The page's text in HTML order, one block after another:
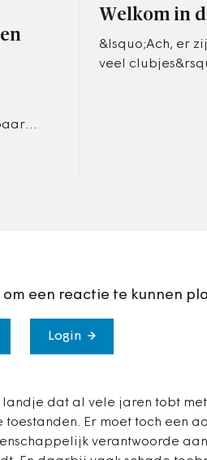
Welkom in
&lsquo;Ach, er
veel
een reactie te kunnen
Login
dat al vele jaren tobt
toestanden. Er moet toch een
verantwoorde